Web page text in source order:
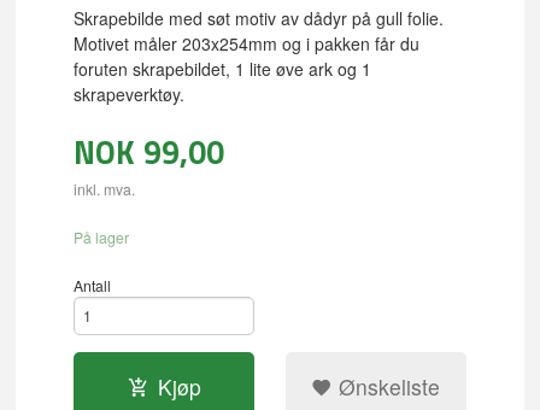
Skrapebilde med søt motiv av dådyr på gull folie.
Motivet måler 203x254mm og i pakken får du
foruten skrapebildet, 1 lite øve ark og 1
skrapeverktøy.
NOK 99,00
inkl. mva.
På lager
Antall
Kjøp Ønskeliste